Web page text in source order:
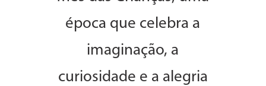
época que celebra a
imaginação, a
curiosidade e a alegria